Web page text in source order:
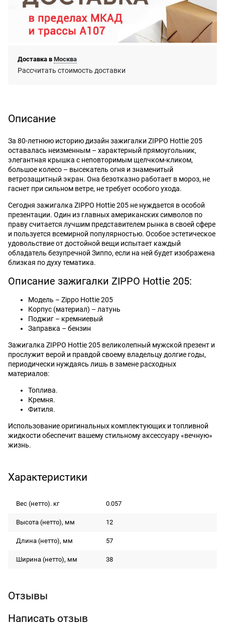
Доставка в Москва
Рассчитать стоимость доставки
Описание
За 80-летнюю историю дизайн зажигалки ZIPPO Hottie 205
оставалась неизменным – характерный прямоугольник,
элегантная крышка с неповторимым щелчком-кликом,
большое колесо – высекатель огня и знаменитый
ветрозащитный экран. Она безотказно работает в мороз, не
гаснет при сильном ветре, не требует особого ухода.
Сегодня зажигалка ZIPPO Hottie 205 не нуждается в особой
презентации. Один из главных американских символов по
праву считается лучшим представителем рынка в своей сфере
и пользуется всемирной популярностью. Особое эстетическое
удовольствие от достойной вещи испытает каждый
обладатель безупречной Зиппо, если на ней будет изображена
близкая по духу тематика.
Описание зажигалки ZIPPO Hottie 205:
Модель – Zippo Hottie 205
Корпус (материал) – латунь
Поджиг – кремниевый
Заправка – бензин
Зажигалка ZIPPO Hottie 205 великолепный мужской презент и
прослужит верой и правдой своему владельцу долгие годы,
периодически нуждаясь лишь в замене расходных
материалов:
Топлива.
Кремня.
Фитиля.
Использование оригинальных комплектующих и топливной
жидкости обеспечит вашему стильному аксессуару «вечную»
жизнь.
Характеристики
Вес (нетто). кг 0.057
Высота (нетто), мм 12
Длина (нетто), мм 57
Ширина (нетто), мм 38
Отзывы
Написать отзыв